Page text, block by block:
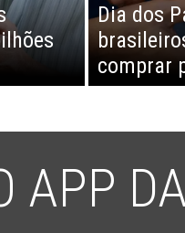
Dia dos
comprar
APP DA